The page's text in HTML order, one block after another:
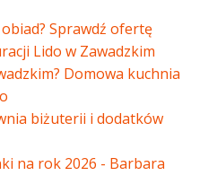
Sprawdź ofertę
Lido w Zawadzkim
Domowa kuchnia
biżuterii i dodatków
na rok 2026 - Barbara